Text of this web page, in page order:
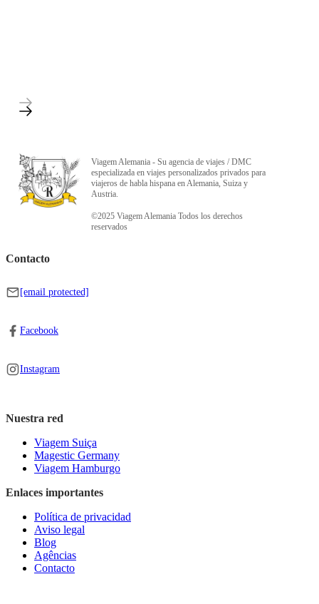
Viagem Alemania - Su agencia de viajes / DMC
especializada en viajes personalizados privados para
viajeros de habla hispana en Alemania, Suiza y
Austria.
©2025 Viagem Alemania Todos los derechos
reservados
Contacto
[email protected]
Facebook
Instagram
Nuestra red
Viagem Suiça
Magestic Germany
Viagem Hamburgo
Enlaces importantes
Política de privacidad
Aviso legal
Blog
Agências
Contacto